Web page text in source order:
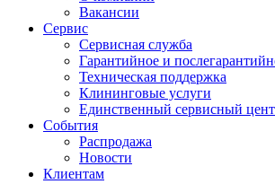
Вакансии
Сервис
Сервисная служба
Гарантийное и
Техническая поддержка
Клининговые услуги
Единственный сервисный
События
Распродажа
Новости
Клиентам